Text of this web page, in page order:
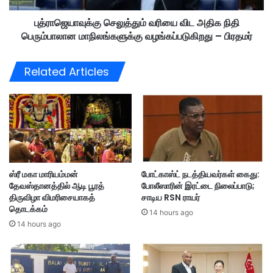
கி
போ
லீ
ஸ்
அ
றி
வு
ரை
செ
வ
யை
வி
ட
அ
தி
க
நி
தி
பெ
ரு
ம்
லா
ன
புத்ராஜெயாவுக்கு செலுத்தும் வரியை விட அதிக நிதி
பெரும்பாலான மாநிலங்களுக்கு வழங்கப்படுகிறது – பிரதமர்
Related Articles
ஸ்ரீ மகா மாரியம்மன்
தேவஸ்தானத்தில் ஆடி பூரத்
திருவிழா விமரிசையாகத்
தொடக்கம்
14 hours ago
போட்காஸ்ட் நடத்தியவர்கள் கைது:
போலீஸாரின் இரட்டை நிலைப்பாடு;
சாடிய RSN ராயர்
14 hours ago